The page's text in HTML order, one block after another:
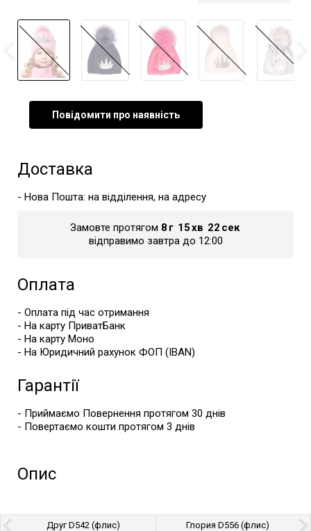
Повідомити про наявність
Доставка
- Нова Пошта: на відділення, на адресу
Замовте протягом 8 г 15хв 22 сек
відправимо завтра до 12:00
Оплата
- Оплата під час отримання
- На карту ПриватБанк
- На карту Моно
- На Юридичний рахунок ФОП (IBAN)
Гарантії
- Приймаємо Повернення протягом 30 днів
- Повертаємо кошти протягом 3 днів
Опис
Глория D556 (флис)
Друг D542 (флис)